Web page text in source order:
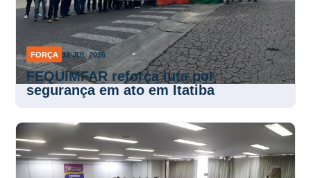
FORÇA 31 JUL 2026
FEQUIMFAR reforça luta por
segurança em ato em Itatiba